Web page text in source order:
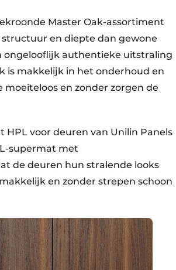
Master Oak-assortiment
en diepte dan gewone
ongelooflijk authentieke uitstraling
is makkelijk in het onderhoud en
en zonder zorgen de
voor deuren van Unilin Panels
supermat met
de deuren hun stralende looks
en zonder strepen schoon